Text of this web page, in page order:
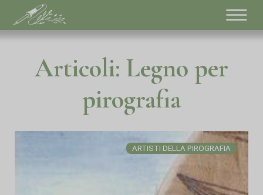
Articoli: Legno per
pirografia
ARTISTI DELLA PIROGRAFIA